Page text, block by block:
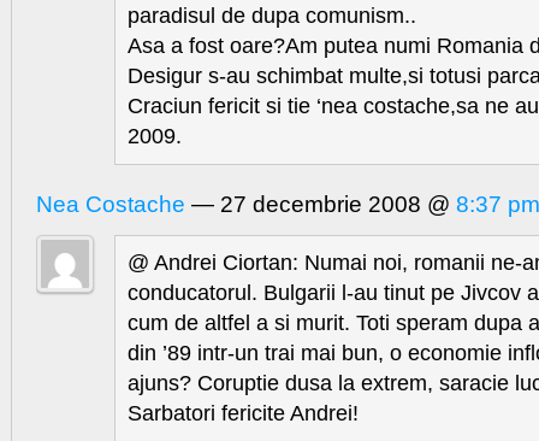
paradisul de dupa comunism..
Asa a fost oare?Am putea numi Romania
Desigur s-au schimbat multe,si totusi
Craciun fericit si tie ‘nea costache,sa ne
2009.
Nea Costache — 27 decembrie 2008 @ 8:37 pm
@ Andrei Ciortan: Numai noi, romanii ne-
conducatorul. Bulgarii l-au tinut pe Jivcov
cum de altfel a si murit. Toti speram dupa
din ’89 intr-un trai mai bun, o economie
ajuns? Coruptie dusa la extrem, saracie
Sarbatori fericite Andrei!